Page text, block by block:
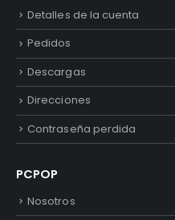
Detalles de la cuenta
Pedidos
Descargas
Direcciones
Contraseña perdida
PCPOP
Nosotros